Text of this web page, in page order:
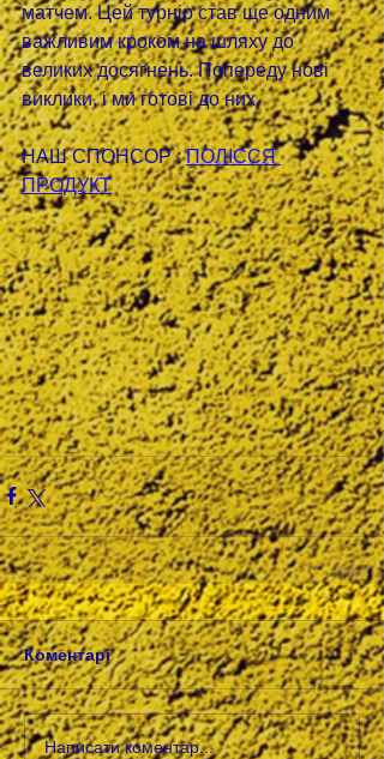
матчем. Цей турнір став ще одним
важливим кроком на шляху до
великих досягнень. Попереду нові
виклики, і ми готові до них.
НАШ СПОНСОР : ПОЛІССЯ
ПРОДУКТ
Коментарі
Написати коментар...